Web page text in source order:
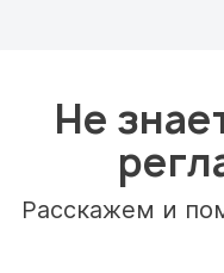
Не
Расскажем и